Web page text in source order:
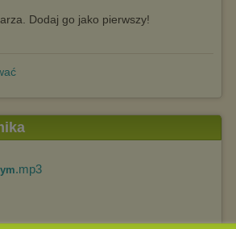
Dodaj go jako pierwszy!
.mp3